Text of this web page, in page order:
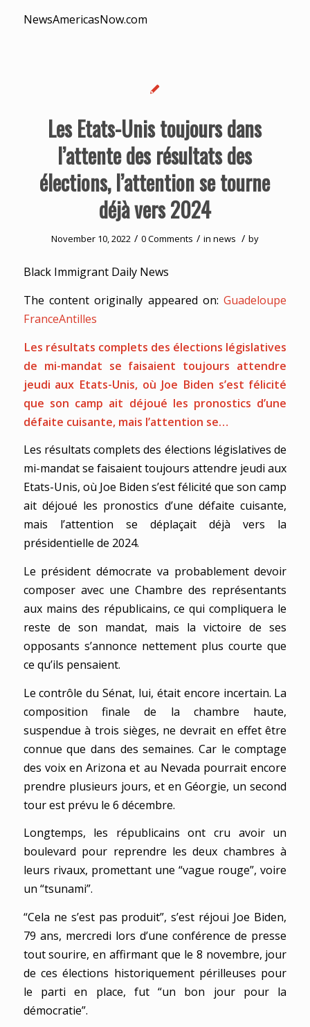
NewsAmericasNow.com
Les Etats-Unis toujours dans
l’attente des résultats des
élections, l’attention se tourne
déjà vers 2024
November 10, 2022 / 0 Comments / in news / by
Black Immigrant Daily News
The content originally appeared on:Guadeloupe
FranceAntilles
Les résultats complets des élections législatives
de mi-mandat se faisaient toujours attendre
jeudi aux Etats-Unis, où Joe Biden s’est félicité
que son camp ait déjoué les pronostics d’une
défaite cuisante, mais l’attention se…
Les résultats complets des élections législatives de
mi-mandat se faisaient toujours attendre jeudi aux
Etats-Unis, où Joe Biden s’est félicité que son camp
ait déjoué les pronostics d’une défaite cuisante,
mais l’attention se déplaçait déjà vers la
présidentielle de 2024.
Le président démocrate va probablement devoir
composer avec une Chambre des représentants
aux mains des républicains, ce qui compliquera le
reste de son mandat, mais la victoire de ses
opposants s’annonce nettement plus courte que
ce qu’ils pensaient.
Le contrôle du Sénat, lui, était encore incertain. La
composition finale de la chambre haute,
suspendue à trois sièges, ne devrait en effet être
connue que dans des semaines. Car le comptage
des voix en Arizona et au Nevada pourrait encore
prendre plusieurs jours, et en Géorgie, un second
tour est prévu le 6 décembre.
Longtemps, les républicains ont cru avoir un
boulevard pour reprendre les deux chambres à
leurs rivaux, promettant une “vague rouge”, voire
un “tsunami”.
“Cela ne s’est pas produit”, s’est réjoui Joe Biden,
79 ans, mercredi lors d’une conférence de presse
tout sourire, en affirmant que le 8 novembre, jour
de ces élections historiquement périlleuses pour
le parti en place, fut “un bon jour pour la
démocratie”.